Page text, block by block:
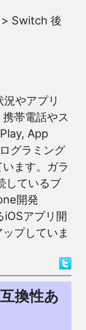
Switch 後
やアプリ
帯電話やス
App
グラミング
ます。ガラ
しているブ
開発
iOSアプリ開
プしていま
換性あ